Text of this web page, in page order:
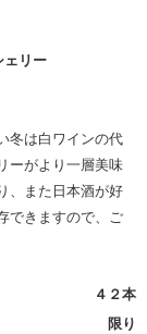
リー
冬は白ワインの代
ーがより一層美味
、また日本酒が好
できますので、ご
４２本
限り